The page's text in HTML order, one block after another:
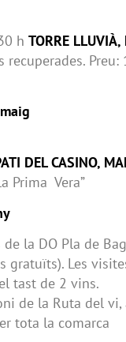
h TORRE LLUVIÀ,
Preu:
DEL CASINO,
Prima Vera”
la DO Pla de
gratuïts). Les
tast de 2 vins.
de la Ruta del vi,
tota la comarca